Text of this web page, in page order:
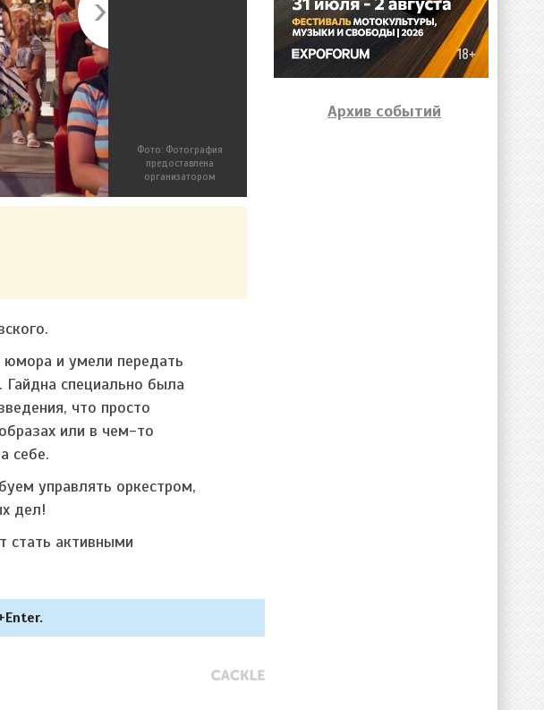
Фото: Фотография
предоставлена
организатором
юмора и умели передать
специально была
что просто
или в чем-то
себе.
управлять оркестром,
дел!
стать активными
Архив событий